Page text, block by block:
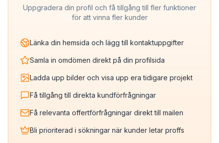
Uppgradera din profil och få tillgång till fler funktioner
för att vinna fler kunder
Länka din hemsida och lägg till kontaktuppgifter
Samla in omdömen direkt på din profilsida
Ladda upp bilder och visa upp era tidigare projekt
Få tillgång till direkta kundförfrågningar
Få relevanta offertförfrågningar direkt till mailen
Bli prioriterad i sökningar när kunder letar proffs